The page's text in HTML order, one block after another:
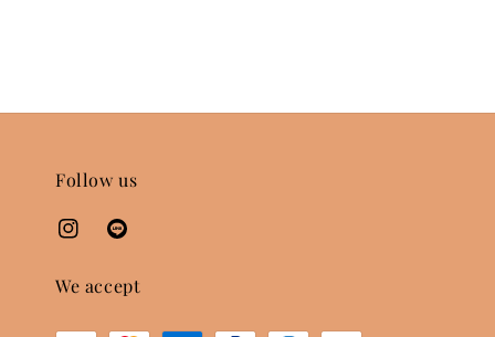
Follow us
We accept